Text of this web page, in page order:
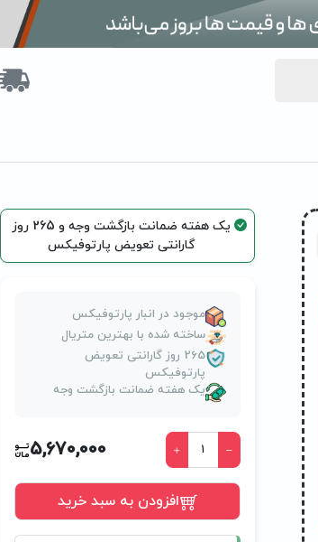
یک هفته ضمانت بازگشت وجه و 265 روز
گارانتی تعویض پارتوفیکس
موجود در انبار پارتوفیکس
ساخته شده با بهترین متریال
265 روز گارانتی تعویض
پارتوفیکس
یک هفته ضمانت بازگشت وجه
5,670,000
افزودن به سبد خرید